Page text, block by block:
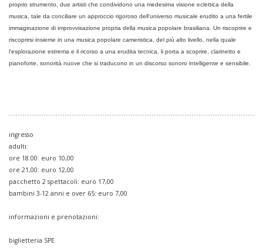
proprio strumento, due artisti che condividono una medesima visione eclettica della
musica, tale da conciliare un approccio rigoroso dell'universo musicale erudito a una fertile
immaginazione di improvvisazione propria della musica popolare brasiliana. Un riscoprire e
riscoprirsi insieme in una musica popolare cameristica, del più alto livello, nella quale
l'esplorazione estrema e il ricorso a una erudita tecnica, li porta a scoprire, clarinetto e
pianoforte, sonorità nuove che si traducono in un discorso sonoro intelligente e sensibile.
ingresso
adulti:
ore 18.00: euro 10,00
ore 21,00: euro 12,00
pacchetto 2 spettacoli: euro 17,00
bambini 3-12 anni e over 65: euro 7,00
informazioni e prenotazioni:
biglietteria SPE